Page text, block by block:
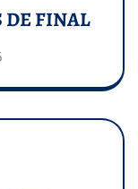
DE FINAL